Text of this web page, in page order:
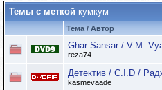
Темы с меткой кумкум
Тема / Автор
Ghar Sansar / V.M.
reza74
Детектив / C.I.D /
kasmevaade